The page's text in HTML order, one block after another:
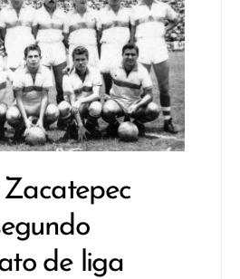
Zacatepec
de liga